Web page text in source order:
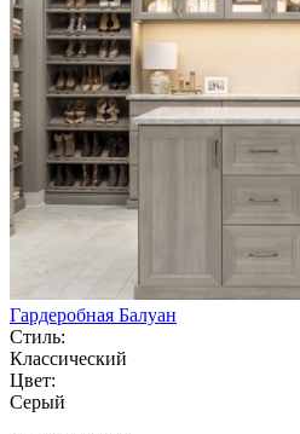
Гардеробная Балуан
Стиль:
Классический
Цвет:
Серый